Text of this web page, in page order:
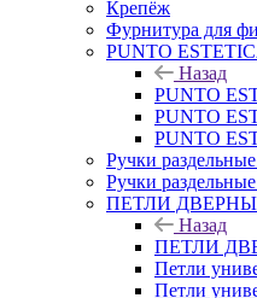
Крепёж
Фурнитура для
PUNTO
Назад
PUNTO
PUNTO
PUNTO
Ручки
Ручки
ПЕТЛИ
Назад
ПЕТЛИ
Петли
Петли